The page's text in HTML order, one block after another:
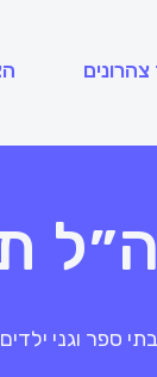
וגני ילדים